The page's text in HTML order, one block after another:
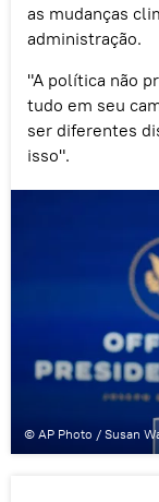
as mudanças
administração.
"A política não
tudo em seu
ser diferentes
isso".
© AP Photo / Susan